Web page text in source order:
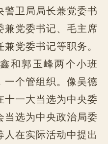
卫局局长兼党委书
党委书记、毛主席
党委书记等职务。
和郭玉峰两个小班
个管组织。像吴德
一大当选为中央委
当选为中央政治局委
在实际活动中提出